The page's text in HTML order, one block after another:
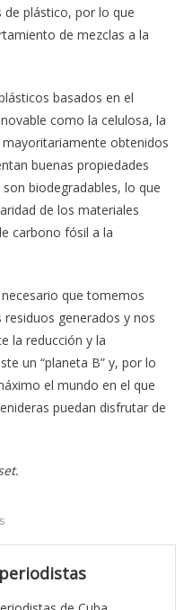
plástico, por lo que
de mezclas a la
basados en el
como la celulosa, la
obtenidos
buenas propiedades
biodegradables, lo que
de los materiales
carbono fósil a la
que tomemos
generados y nos
la reducción y la
un “planeta B” y, por lo
el mundo en el que
puedan disfrutar de